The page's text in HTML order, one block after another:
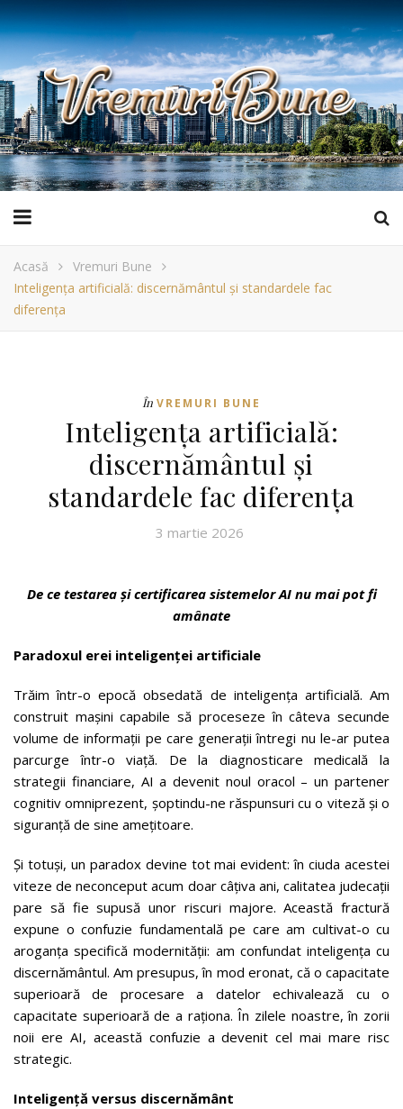
Acasă
Vremuri Bune
Inteligența artificială: discernământul și standardele fac
diferența
În VREMURI BUNE
Inteligența artificială:
discernământul și
standardele fac diferența
3 martie 2026
De ce testarea și certificarea sistemelor AI nu mai pot fi
amânate
Paradoxul erei inteligenței artificiale
Trăim într-o epocă obsedată de inteligența artificială. Am
construit mașini capabile să proceseze în câteva secunde
volume de informații pe care generații întregi nu le-ar putea
parcurge într-o viață. De la diagnosticare medicală la
strategii financiare, AI a devenit noul oracol – un partener
cognitiv omniprezent, șoptindu-ne răspunsuri cu o viteză și o
siguranță de sine amețitoare.
Și totuși, un paradox devine tot mai evident: în ciuda acestei
viteze de neconceput acum doar câțiva ani, calitatea judecații
pare să fie supusă unor riscuri majore. Această fractură
expune o confuzie fundamentală pe care am cultivat-o cu
aroganța specifică modernității: am confundat inteligența cu
discernământul. Am presupus, în mod eronat, că o capacitate
superioară de procesare a datelor echivalează cu o
capacitate superioară de a raționa. În zilele noastre, în zorii
noii ere AI, această confuzie a devenit cel mai mare risc
strategic.
Inteligență versus discernământ